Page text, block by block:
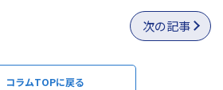
次の記事
コラムTOPに戻る